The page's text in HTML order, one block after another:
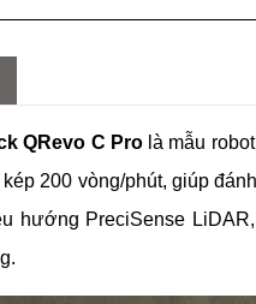
QRevo C Prolà mẫu
kép 200 vòng/phút, giúp
hướng PreciSense